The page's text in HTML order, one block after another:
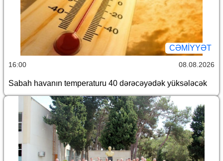
CƏMİYYƏT
16:00 08.08.2026
Sabah havanın temperaturu 40 dərəcəyədək yüksələcək